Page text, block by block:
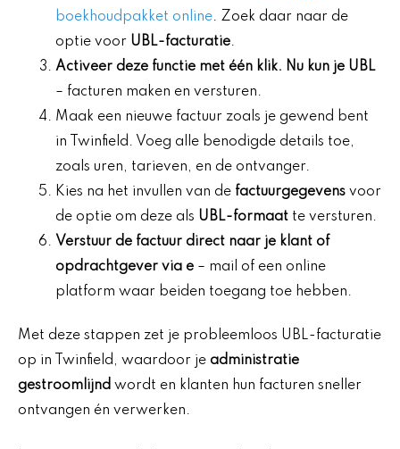
boekhoudpakket online. Zoek daar naar de
optie voor UBL-facturatie.
Activeer deze functie met één klik. Nu kun je UBL
– facturen maken en versturen.
Maak een nieuwe factuur zoals je gewend bent
in Twinfield. Voeg alle benodigde details toe,
zoals uren, tarieven, en de ontvanger.
Kies na het invullen van de factuurgegevens voor
de optie om deze als UBL-formaat te versturen.
Verstuur de factuur direct naar je klant of
opdrachtgever via e – mail of een online
platform waar beiden toegang toe hebben.
Met deze stappen zet je probleemloos UBL-facturatie
op in Twinfield, waardoor je administratie
gestroomlijnd wordt en klanten hun facturen sneller
ontvangen én verwerken.